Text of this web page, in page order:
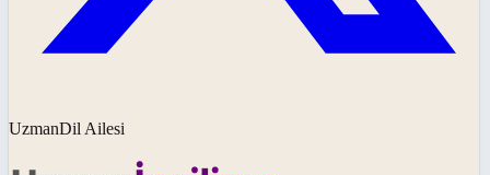
UzmanDil Ailesi